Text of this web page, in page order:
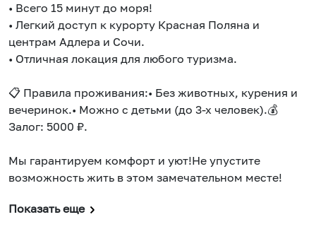
• Всего 15 минут до моря!
• Легкий доступ к курорту Красная Поляна и
центрам Адлера и Сочи.
• Отличная локация для любого туризма.
📋 Правила проживания:• Без животных, курения и
вечеринок.• Можно с детьми (до 3-х человек).💰
Залог: 5000 ₽.
Мы гарантируем комфорт и уют!Не упустите
возможность жить в этом замечательном месте!
Показать еще